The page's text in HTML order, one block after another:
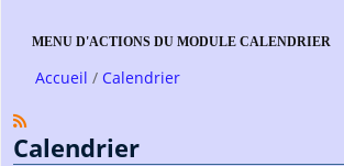
MENU D'ACTIONS DU MODULE CALENDRIER
Accueil Calendrier
Calendrier